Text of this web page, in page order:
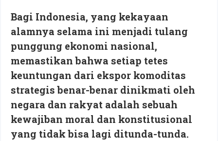
Bagi Indonesia, yang kekayaan
alamnya selama ini menjadi tulang
punggung ekonomi nasional,
memastikan bahwa setiap tetes
keuntungan dari ekspor komoditas
strategis benar-benar dinikmati oleh
negara dan rakyat adalah sebuah
kewajiban moral dan konstitusional
yang tidak bisa lagi ditunda-tunda.